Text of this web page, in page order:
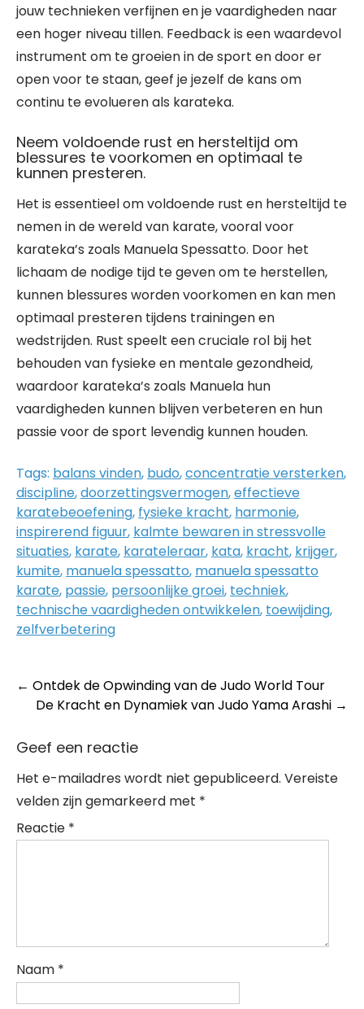
jouw technieken verfijnen en je vaardigheden naar
een hoger niveau tillen. Feedback is een waardevol
instrument om te groeien in de sport en door er
open voor te staan, geef je jezelf de kans om
continu te evolueren als karateka.
Neem voldoende rust en hersteltijd om
blessures te voorkomen en optimaal te
kunnen presteren.
Het is essentieel om voldoende rust en hersteltijd te
nemen in de wereld van karate, vooral voor
karateka’s zoals Manuela Spessatto. Door het
lichaam de nodige tijd te geven om te herstellen,
kunnen blessures worden voorkomen en kan men
optimaal presteren tijdens trainingen en
wedstrijden. Rust speelt een cruciale rol bij het
behouden van fysieke en mentale gezondheid,
waardoor karateka’s zoals Manuela hun
vaardigheden kunnen blijven verbeteren en hun
passie voor de sport levendig kunnen houden.
Tags: balans vinden, budo,concentratie versterken,
discipline,doorzettingsvermogen,effectieve
karatebeoefening, fysieke kracht, harmonie,
inspirerend figuur, kalmte bewaren in stressvolle
situaties, karate, karateleraar, kata, kracht, krijger,
kumite, manuela spessatto, manuela spessatto
karate, passie, persoonlijke groei, techniek,
technische vaardigheden ontwikkelen, toewijding,
zelfverbetering
Post
navigation
← Ontdek de Opwinding van de Judo World Tour
De Kracht en Dynamiek van Judo Yama Arashi →
Geef een reactie
Het e-mailadres wordt niet gepubliceerd. Vereiste
velden zijn gemarkeerd met *
Reactie *
Naam *